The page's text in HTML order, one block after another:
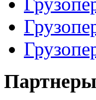
Партнеры